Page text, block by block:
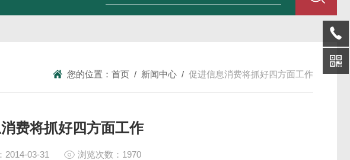
您的位置： 首页 / 新闻中心 / 促进信息消费将抓好四方面工作
费将抓好四方面工作
2014-03-31 浏览次数：1970